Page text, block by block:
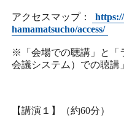
情報公開
採用情報
アクセスマップ：
hamamatsucho/access/
※「会場での聴講」と「
会議システム）での聴講
【講演１】（約60分）